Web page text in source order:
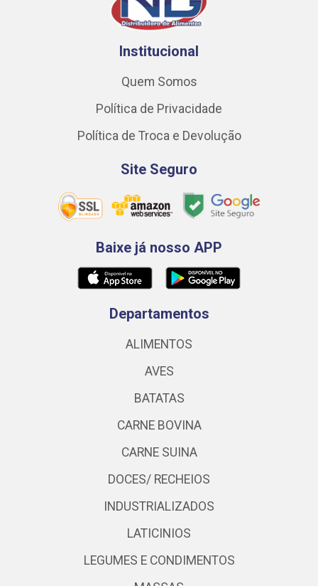
Institucional
Quem Somos
Política de Privacidade
Política de Troca e Devolução
Site Seguro
Baixe já nosso APP
Departamentos
ALIMENTOS
AVES
BATATAS
CARNE BOVINA
CARNE SUINA
DOCES/ RECHEIOS
INDUSTRIALIZADOS
LATICINIOS
LEGUMES E CONDIMENTOS